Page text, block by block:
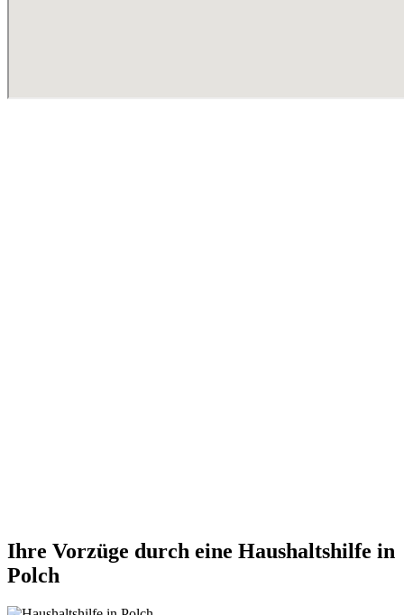
Ihre Vorzüge durch eine Haushaltshilfe in
Polch